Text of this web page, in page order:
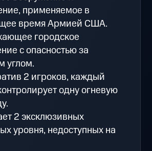
применяемое в
время Армией США.
городское
с опасностью за
углом.
2 игроков, каждый
одну огневую
2 эксклюзивных
уровня, недоступных на